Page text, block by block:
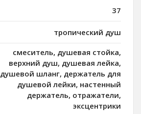
37
тропический душ
смеситель, душевая стойка,
верхний душ, душевая лейка,
душевой шланг, держатель для
душевой лейки, настенный
держатель, отражатели,
эксцентрики